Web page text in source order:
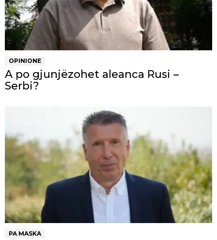
OPINIONE
A po gjunjëzohet aleanca Rusi –
Serbi?
PA MASKA